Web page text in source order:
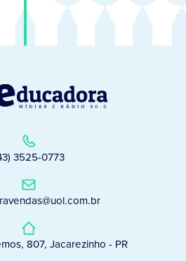
3525-0773
807, Jacarezinho - PR